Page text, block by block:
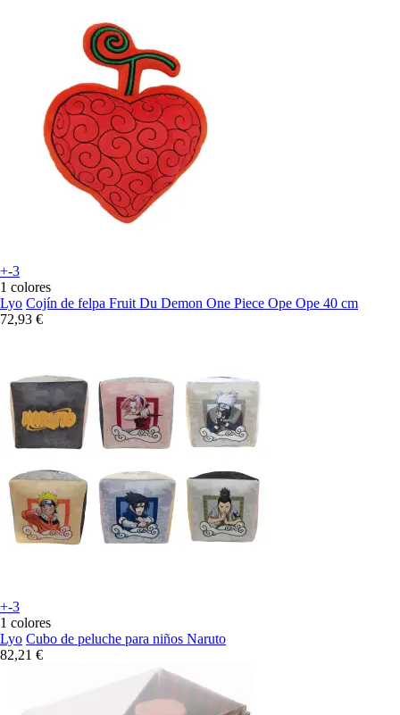
+-3
1 colores
Lyo Cojín de felpa Fruit Du Demon One Piece Ope Ope 40 cm
72,93 €
+-3
1 colores
Lyo Cubo de peluche para niños Naruto
82,21 €